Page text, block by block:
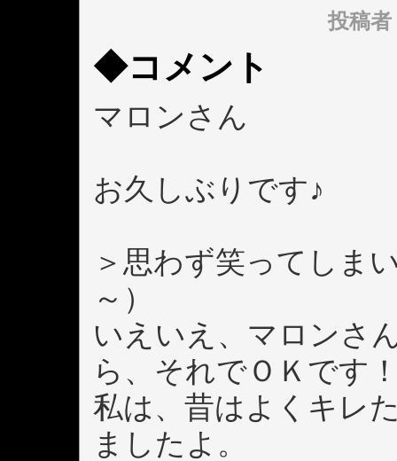
投稿
◆コメント
マロンさん
お久しぶりです♪
＞思わず笑ってしま
～）
いえいえ、マロンさ
ら、それでＯＫです
私は、昔はよくキレ
ましたよ。